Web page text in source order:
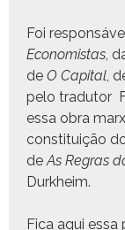
Foi
Econ­o­mis­tas,
de O Cap­i­tal,
pelo tradu­tor
essa obra
con­sti­tu­ição
deAs Regras
Durkheim.
Fica aqui